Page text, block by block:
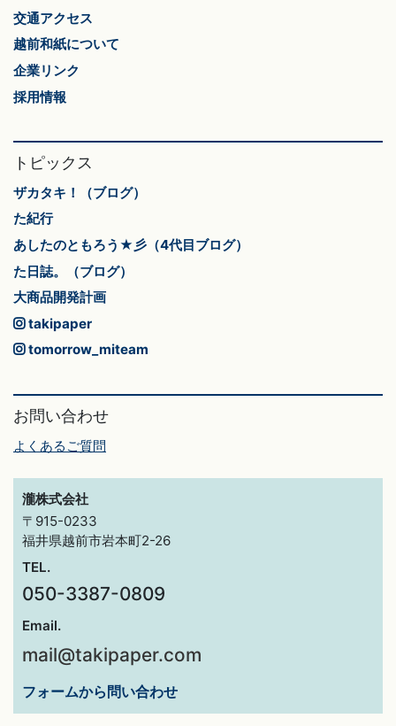
交通アクセス
越前和紙について
企業リンク
採用情報
トピックス
ザカタキ！（ブログ）
た紀行
あしたのともろう★彡（4代目ブログ）
た日誌。（ブログ）
大商品開発計画
takipaper
tomorrow_miteam
お問い合わせ
よくあるご質問
瀧株式会社
〒915-0233
福井県越前市岩本町2-26
TEL.
050-3387-0809
Email.
mail@takipaper.com
フォームから問い合わせ